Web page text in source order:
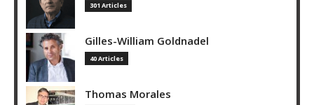
301 Articles
Gilles-William Goldnadel
40 Articles
Thomas Morales